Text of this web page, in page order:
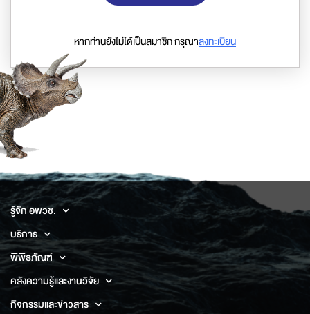
หากท่านยังไม่ได้เป็นสมาชิก กรุณาลงทะเบียน
รู้จัก อพวช.
บริการ
พิพิธภัณฑ์
คลังความรู้และงานวิจัย
กิจกรรมและข่าวสาร